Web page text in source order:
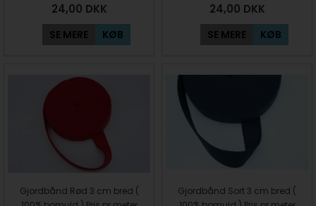
24,00 DKK
SE MERE KØB
24,00 DKK
SE MERE KØB
Gjordbånd Rød 3 cm bred (
Gjordbånd Sort 3 cm bred (